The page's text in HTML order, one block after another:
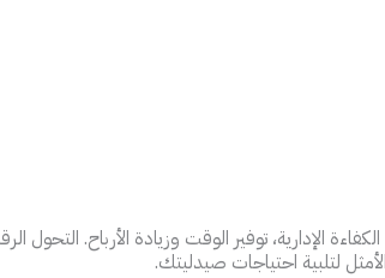
الإدارية، توفير الوقت وزيادة الأرباح.
لتلبية احتياجات صيدليتك.